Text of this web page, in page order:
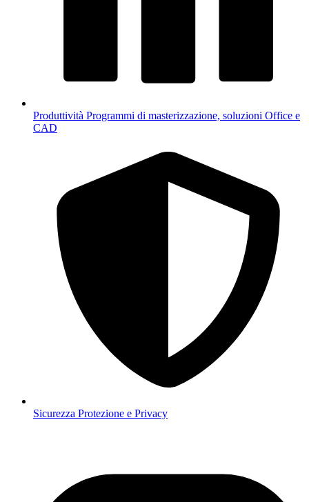
Produttività Programmi di masterizzazione, soluzioni Office e
CAD
Sicurezza Protezione e Privacy